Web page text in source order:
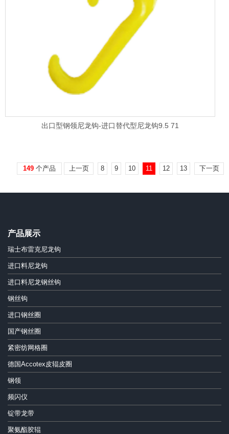
出口型钢领尼龙钩-进口替代型尼龙钩9.5 71
149 个产品 上一页 8 9 10 11 12 13 下一页
产品展示
瑞士布雷克尼龙钩
进口料尼龙钩
进口料尼龙钢丝钩
钢丝钩
进口钢丝圈
国产钢丝圈
紧密纺网格圈
德国Accotex皮辊皮圈
钢领
频闪仪
锭带龙带
聚氨酯胶辊